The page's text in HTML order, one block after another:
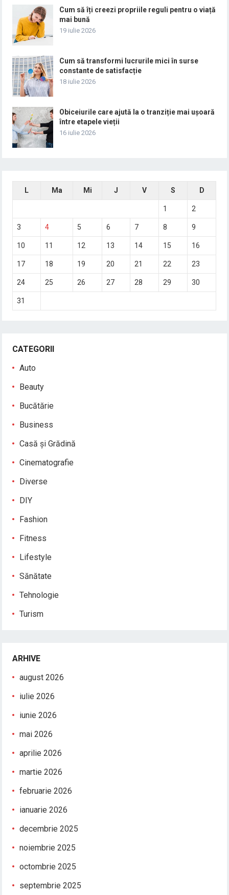
Cum să îți creezi propriile reguli pentru o viață
mai bună
19 iulie 2026
Cum să transformi lucrurile mici în surse
constante de satisfacție
18 iulie 2026
Obiceiurile care ajută la o tranziție mai ușoară
între etapele vieții
16 iulie 2026
L Ma Mi J V S D
1 2
3 4 5 6 7 8 9
10 11 12 13 14 15 16
17 18 19 20 21 22 23
24 25 26 27 28 29 30
31
CATEGORII
Auto
Beauty
Bucătărie
Business
Casă și Grădină
Cinematografie
Diverse
DIY
Fashion
Fitness
Lifestyle
Sănătate
Tehnologie
Turism
ARHIVE
august 2026
iulie 2026
iunie 2026
mai 2026
aprilie 2026
martie 2026
februarie 2026
ianuarie 2026
decembrie 2025
noiembrie 2025
octombrie 2025
septembrie 2025